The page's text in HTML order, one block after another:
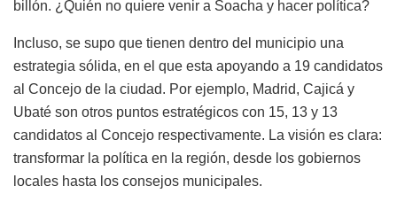
billón. ¿Quién no quiere venir a Soacha y hacer política?
Incluso, se supo que tienen dentro del municipio una
estrategia sólida, en el que esta apoyando a 19 candidatos
al Concejo de la ciudad. Por ejemplo, Madrid, Cajicá y
Ubaté son otros puntos estratégicos con 15, 13 y 13
candidatos al Concejo respectivamente. La visión es clara:
transformar la política en la región, desde los gobiernos
locales hasta los consejos municipales.